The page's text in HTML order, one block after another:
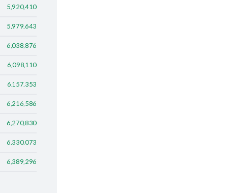
5,920,410
5,979,643
6,038,876
6,098,110
6,157,353
6,216,586
6,270,830
6,330,073
6,389,296